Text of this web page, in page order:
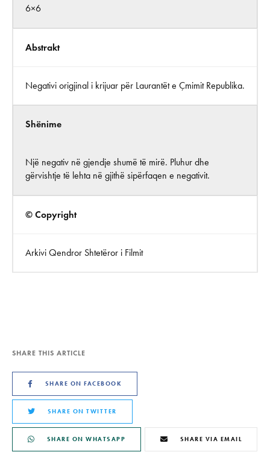
6×6
Abstrakt
Negativi origjinal i krijuar për Laurantët e Çmimit Republika.
Shënime
Një negativ në gjendje shumë të mirë. Pluhur dhe
gërvishtje të lehta në gjithë sipërfaqen e negativit.
© Copyright
Arkivi Qendror Shtetëror i Filmit
SHARE THIS ARTICLE
SHARE ON FACEBOOK
SHARE ON TWITTER
SHARE ON WHATSAPP SHARE VIA EMAIL